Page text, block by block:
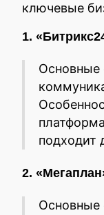
ключевые
1.
Основные
подходит
2.
Основные